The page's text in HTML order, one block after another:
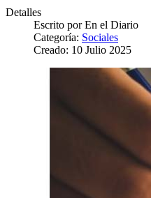
Detalles
Escrito porEn el Diario
Categoría: Sociales
Creado: 10 Julio 2025